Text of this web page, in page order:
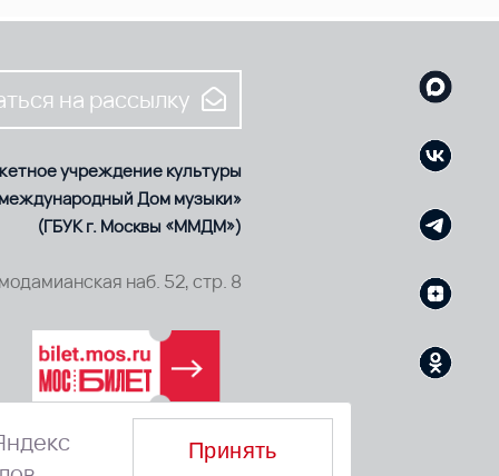
на рассылку
учреждение культуры
Дом музыки»
(ГБУК г. Москвы «ММДМ»)
наб. 52, стр. 8
Принять